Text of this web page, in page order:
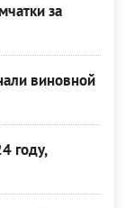
за
виновной
году,